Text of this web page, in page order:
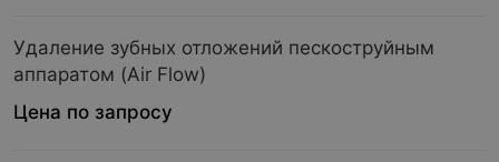
Удаление зубных отложений пескоструйным
аппаратом (Air Flow)
Цена по запросу